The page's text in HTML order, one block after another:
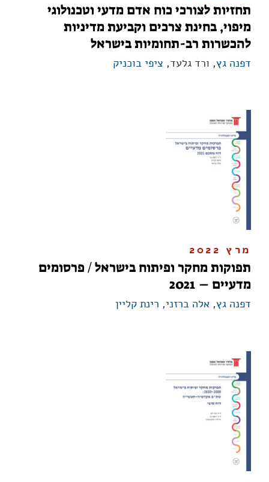
תחזיות לצורכי כוח אדם מדעי וטכנולוגי
מיפוי, בחינת צרכים וקביעת מדיניות
להכשרות רב-תחומיות בישראל
דפנה גץ, ורד גלעד, ציפי בוכניק
מרץ 2022
תפוקות מחקר ופיתוח בישראל / פרסומים
מדעיים – 2021
דפנה גץ, אלה ברזני, רינת קליין